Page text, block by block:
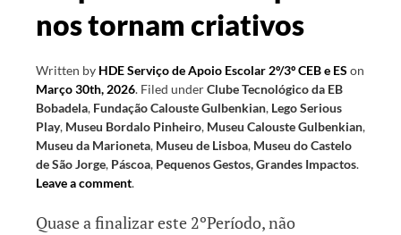
nos tornam criativos
Written by HDE Serviço de Apoio Escolar 2º/3º CEB e ES on
Março 30th, 2026. Filed underClube Tecnológico da EB
Bobadela, Fundação Calouste Gulbenkian, Lego Serious
Play, Museu Bordalo Pinheiro, Museu Calouste Gulbenkian,
Museu da Marioneta, Museu de Lisboa, Museu do Castelo
de São Jorge, Páscoa, Pequenos Gestos, Grandes Impactos.
Leave a comment.
Quase a finalizar este 2ºPeríodo, não